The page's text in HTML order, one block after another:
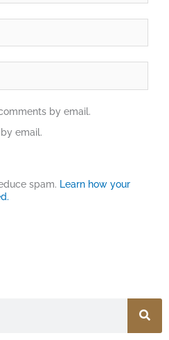
by email.
email.
spam. Learn how your